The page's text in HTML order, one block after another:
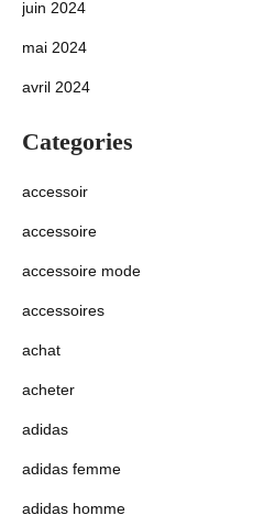
juin 2024
mai 2024
avril 2024
Categories
accessoir
accessoire
accessoire mode
accessoires
achat
acheter
adidas
adidas femme
adidas homme